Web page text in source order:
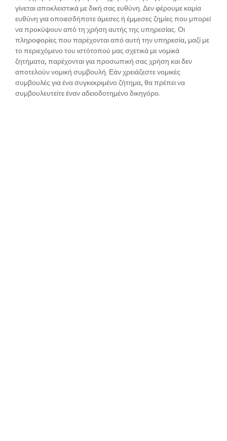
γίνεται αποκλειστικά με δική σας ευθύνη. Δεν φέρουμε καμία
ευθύνη για οποιεσδήποτε άμεσες ή έμμεσες ζημίες που μπορεί
να προκύψουν από τη χρήση αυτής της υπηρεσίας. Οι
πληροφορίες που παρέχονται από αυτή την υπηρεσία, μαζί με
το περιεχόμενο του ιστότοπού μας σχετικά με νομικά
ζητήματα, παρέχονται για προσωπική σας χρήση και δεν
αποτελούν νομική συμβουλή. Εάν χρειάζεστε νομικές
συμβουλές για ένα συγκεκριμένο ζήτημα, θα πρέπει να
συμβουλευτείτε έναν αδειοδοτημένο δικηγόρο.